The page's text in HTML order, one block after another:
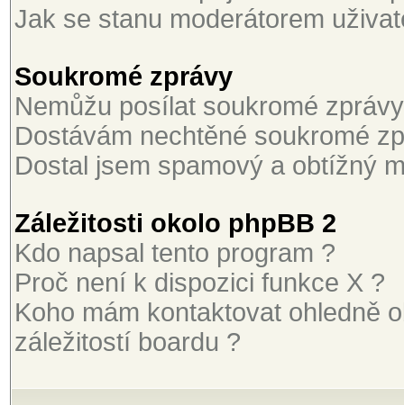
Jak se stanu moderátorem
Soukromé zprávy
Nemůžu posílat soukromé
Dostávám nechtěné soukromé
Dostal jsem spamový a obtížný
Záležitosti okolo phpBB 2
Kdo napsal tento program ?
Proč není k dispozici funkce X ?
Koho mám kontaktovat ohledně
záležitostí boardu ?